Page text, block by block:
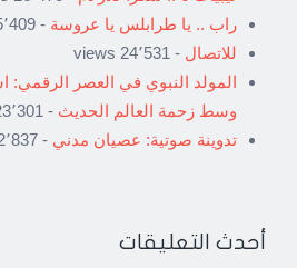
راب .. يا طرابلس يا عروسة - 25٬409 views
للاتصال - 24٬531 views
المولد النبوي في العصر الرقمي:
وسط زحمة العالم الحديث - 23٬301 views
تدوينة صوتية: عصيان مدني - 22٬837 views
أحدث التعليقات